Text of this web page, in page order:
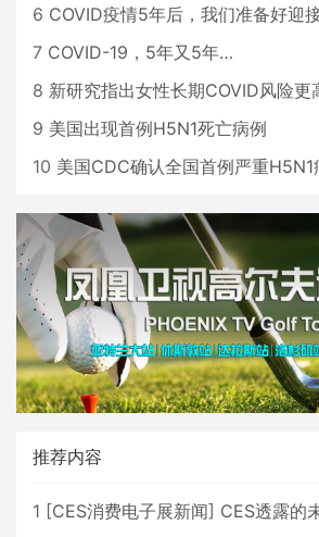
6 COVID疫情5年后，我们准备好迎接下
7 COVID-19，5年又5年…
8 新研究指出女性长期COVID风险更高 少
9 美国出现首例H5N1死亡病例
10 美国CDC确认全国首例严重H5N1病例
推荐内容
1 [CES消费电子展新闻] CES透露的未来：AI